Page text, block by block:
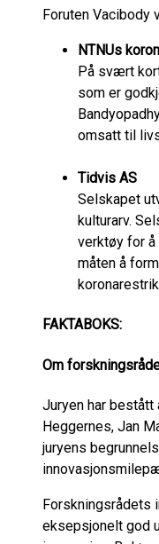
Foruten Vacibody
NTNUs
På svært
som er
omsatt til
Tidvis AS
Selskapet
kulturarv.
verktøy for
måten å
FAKTABOKS:
Om
Juryen har bestått
Heggernes, Jan
juryens
Forskningsrådets
eksepsjonelt god